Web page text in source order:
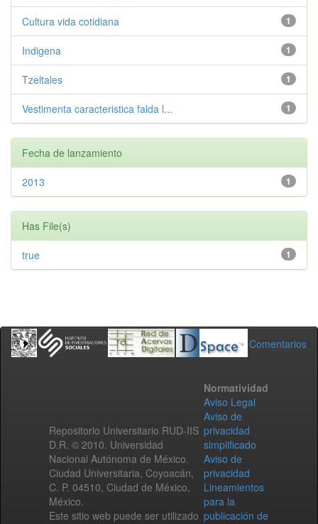
1
Cultura vida cotidiana
1
Indigena
1
Tzeltales
1
Vestimenta caracteristica falda l...
Fecha de lanzamiento
1
2013
Has File(s)
1
true
Comentarios
Repositorio Universitario RUD-IIS
D.R. © 2010. Universidad
Nacional Autónoma de México.
Ciudad Universitaria, Coyoacán,
C. P. 04510, Ciudad de México,
México.
Este sitio web puede ser utilizado
Normatividad
Aviso Legal
Aviso de
privacidad
simplificado
Aviso de
privacidad
Lineamientos
para la
publicación de